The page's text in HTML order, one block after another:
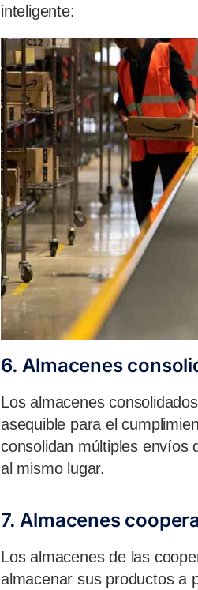
inteligente:
6. Almacenes
Los almacenes
asequible para el
consolidan múltiples envíos
al mismo lugar.
7. Almacenes
Los almacenes de las
almacenar sus productos a